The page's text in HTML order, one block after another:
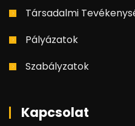
Társadalmi
Pályázatok
Szabályzatok
Kapcsolat